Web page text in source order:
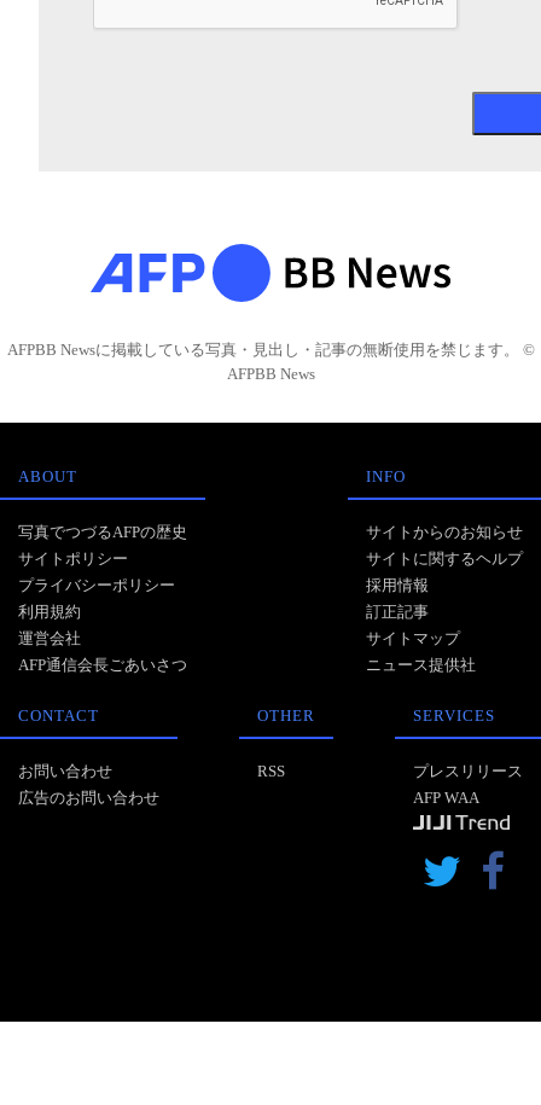
AFPBB Newsに掲載している写真・見出し・記事の無断使用を禁じます。 ©
AFPBB News
ABOUT
写真でつづるAFPの歴史
サイトポリシー
プライバシーポリシー
利用規約
運営会社
AFP通信会長ごあいさつ
INFO
サイトからのお知らせ
サイトに関するヘルプ
採用情報
訂正記事
サイトマップ
ニュース提供社
CONTACT
お問い合わせ
広告のお問い合わせ
OTHER
RSS
SERVICES
プレスリリース
AFP WAA